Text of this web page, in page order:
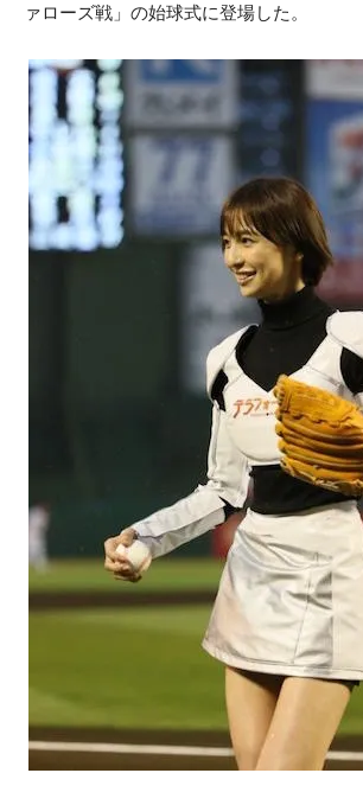
ァローズ戦」の始球式に登場した。